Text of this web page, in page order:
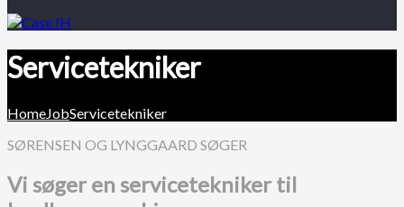
Servicetekniker
HomeJobServicetekniker
SØRENSEN OG LYNGGAARD SØGER
Vi søger en servicetekniker til